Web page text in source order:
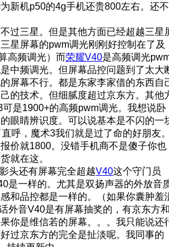
新机p50的4g手机还贵800左右。还不
过三星。但是其他方面已经超越三星
星屏幕的pwm调光刚刚好控制在了及
高频调光）而荣耀V40是高频调光
中频调光。但屏幕品控问题到了太大
屏幕不行。都是东家李家借的东西自
的技术。但细腻度超过京东方。其他
是1900+的高频pwm调光。我想说卧
眼睛辨识度。可以说基本是不闪的一
呼，魔术3我们就是过了命的好朋友
价就1800。没错手机商不是傻子你也
就在这。
还有屏幕完全超越V40这个守门员
是一样的。尤其是双扬声器的外放音
和品控都是一样的。（如果你囊肿羞
外音V40是有屏幕抽奖的，有京东方
你是维信若的屏幕。。。我只能说还
过京东方的完全是扯淡呢。我同事的